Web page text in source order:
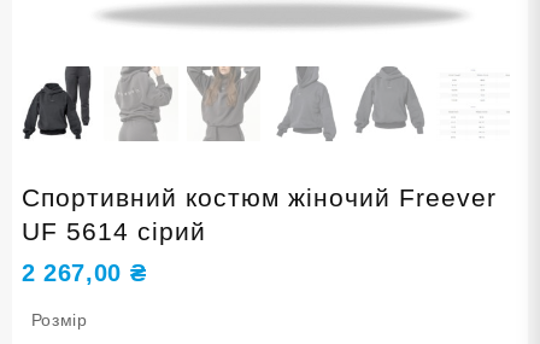
Спортивний костюм жіночий Freever
UF 5614 сірий
2 267,00 ₴
Розмір